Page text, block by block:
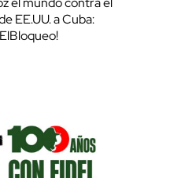
EE.UU. a Cuba: